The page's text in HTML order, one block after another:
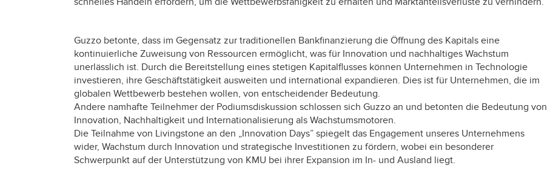
Guzzo betonte, dass im Gegensatz zur traditionellen Bankfinanzierung die Öffnung des Kapitals eine
kontinuierliche Zuweisung von Ressourcen ermöglicht, was für Innovation und nachhaltiges Wachstum
unerlässlich ist. Durch die Bereitstellung eines stetigen Kapitalflusses können Unternehmen in Technologie
investieren, ihre Geschäftstätigkeit ausweiten und international expandieren. Dies ist für Unternehmen, die im
globalen Wettbewerb bestehen wollen, von entscheidender Bedeutung.
Andere namhafte Teilnehmer der Podiumsdiskussion schlossen sich Guzzo an und betonten die Bedeutung von
Innovation, Nachhaltigkeit und Internationalisierung als Wachstumsmotoren.
Die Teilnahme von Livingstone an den „Innovation Days” spiegelt das Engagement unseres Unternehmens
wider, Wachstum durch Innovation und strategische Investitionen zu fördern, wobei ein besonderer
Schwerpunkt auf der Unterstützung von KMU bei ihrer Expansion im In- und Ausland liegt.